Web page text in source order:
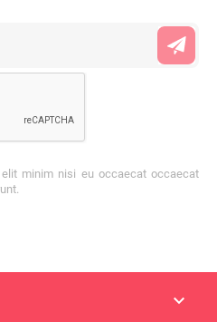
minim nisi eu occaecat occaecat
